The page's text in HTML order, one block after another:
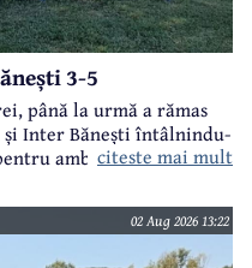
3-5
până la urmă a rămas
și Inter Bănești întâlnindu-
ambele formații.
citeste mai mult
02 Aug 2026 13:22